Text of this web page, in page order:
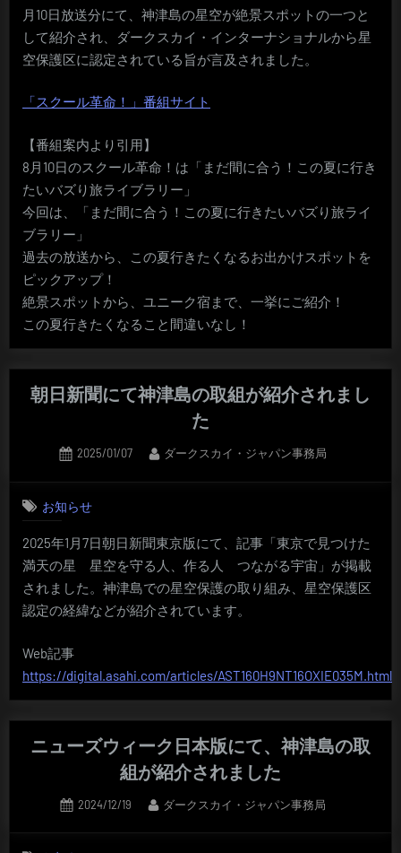
月10日放送分にて、神津島の星空が絶景スポットの一つと
して紹介され、ダークスカイ・インターナショナルから星
空保護区に認定されている旨が言及されました。
「スクール革命！」番組サイト
【番組案内より引用】
8月10日のスクール革命！は「まだ間に合う！この夏に行き
たいバズり旅ライブラリー」
今回は、「まだ間に合う！この夏に行きたいバズり旅ライ
ブラリー」
過去の放送から、この夏行きたくなるお出かけスポットを
ピックアップ！
絶景スポットから、ユニーク宿まで、一挙にご紹介！
この夏行きたくなること間違いなし！
朝日新聞にて神津島の取組が紹介されまし
た
Posted
2025/01/07 By
ダークスカイ・ジャパン事務局
お知らせ
2025年1月7日朝日新聞東京版にて、記事「東京で見つけた
満天の星 星空を守る人、作る人 つながる宇宙」が掲載
されました。神津島での星空保護の取り組み、星空保護区
認定の経緯などが紹介されています。
Web記事
https://digital.asahi.com/articles/AST160H9NT16OXIE035M.html
ニューズウィーク日本版にて、神津島の取
組が紹介されました
Posted
2024/12/19 By
ダークスカイ・ジャパン事務局